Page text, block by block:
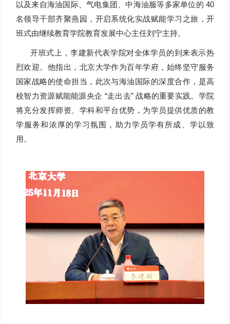
以及来自海油国际、气电集团、中海油服等多家单位的 40
名领导干部齐聚燕园，开启系统化实战赋能学习之旅，开
班式由继续教育学院教育发展中心主任刘宁主持。
开班式上，李建新代表学院对全体学员的到来表示热
烈欢迎。他指出，北京大学作为百年学府，始终坚守服务
国家战略的使命担当，此次与海油国际的深度合作，是高
校智力资源赋能能源央企 “走出去” 战略的重要实践。学院
将充分发挥师资、学科和平台优势，为学员提供优质的教
学服务和浓厚的学习氛围，助力学员学有所成、学以致
用。